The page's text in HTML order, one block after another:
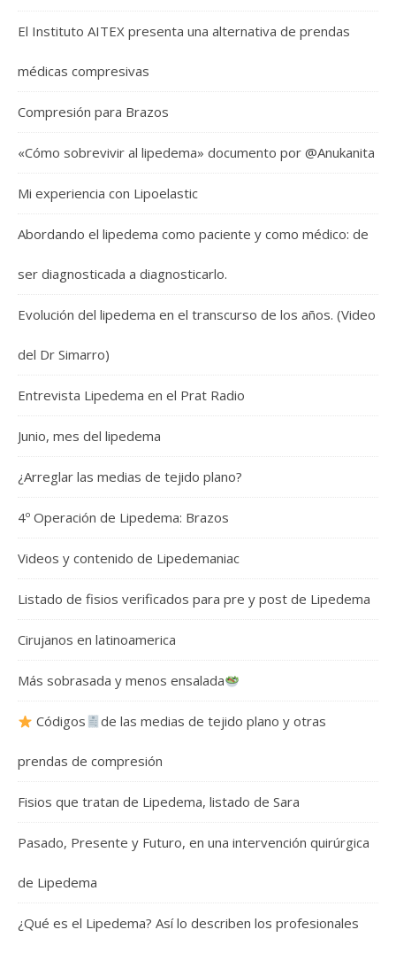
El Instituto AITEX presenta una alternativa de prendas
médicas compresivas
Compresión para Brazos
«Cómo sobrevivir al lipedema» documento por @Anukanita
Mi experiencia con Lipoelastic
Abordando el lipedema como paciente y como médico: de
ser diagnosticada a diagnosticarlo.
Evolución del lipedema en el transcurso de los años. (Video
del Dr Simarro)
Entrevista Lipedema en el Prat Radio
Junio, mes del lipedema
¿Arreglar las medias de tejido plano?
4º Operación de Lipedema: Brazos
Videos y contenido de Lipedemaniac
Listado de fisios verificados para pre y post de Lipedema
Cirujanos en latinoamerica
Más sobrasada y menos ensalada
Códigos de las medias de tejido plano y otras
prendas de compresión
Fisios que tratan de Lipedema, listado de Sara
Pasado, Presente y Futuro, en una intervención quirúrgica
de Lipedema
¿Qué es el Lipedema? Así lo describen los profesionales